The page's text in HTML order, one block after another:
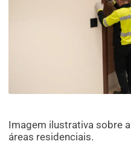
Imagem ilustrativa sobre
áreas residenciais.